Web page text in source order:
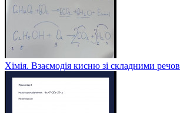
Хімія. Взаємодія кисню зі складними